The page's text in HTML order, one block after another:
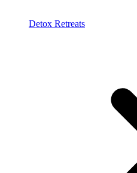
Detox Retreats